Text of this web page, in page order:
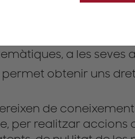
caràcter tècnic als
a les seves
obtenir uns
de
per realitzar